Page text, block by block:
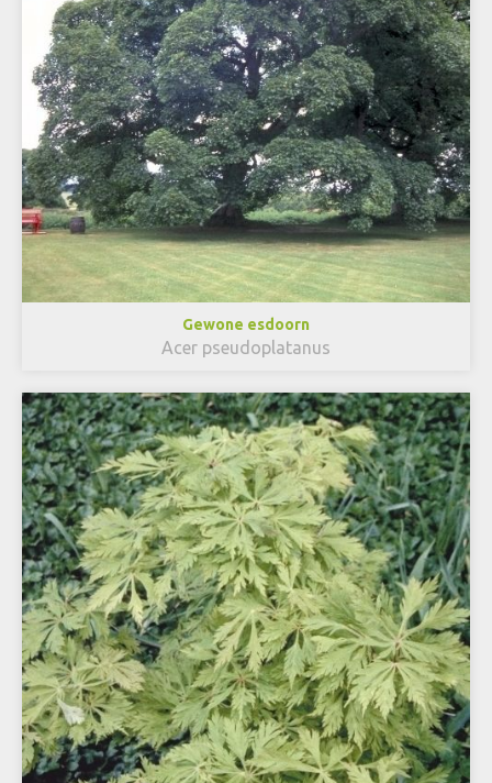
Gewone esdoorn
Acer pseudoplatanus